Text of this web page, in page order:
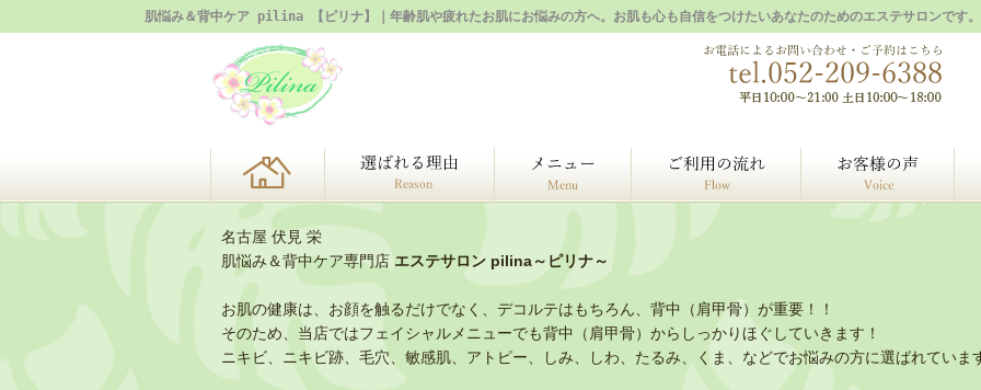
肌悩み＆背中ケア pilina 【ピリナ】｜年齢肌や疲れたお肌にお悩みの方へ。お肌も心も自信をつけたいあなたのためのエステサロンです。
選ばれる理由 メニュー ご利用の流れ
名古屋 伏見 栄
肌悩み＆背中ケア専門店 エステサロン pilina～ピリナ～
お肌の健康は、お顔を触るだけでなく、デコルテはもちろん、背中（肩甲骨）が重要！！
そのため、当店ではフェイシャルメニューでも背中（肩甲骨）からしっかりほぐしていきます！
ニキビ、ニキビ跡、毛穴、敏感肌、アトピー、しみ、しわ、たるみ、くま、などでお悩みの方に選ばれていま